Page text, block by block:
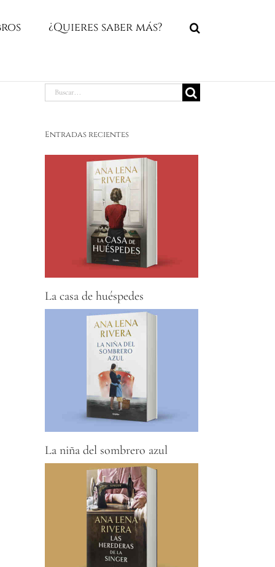
¿Quieres saber más?
Buscar:
Entradas recientes
La casa de huéspedes
La niña del sombrero azul